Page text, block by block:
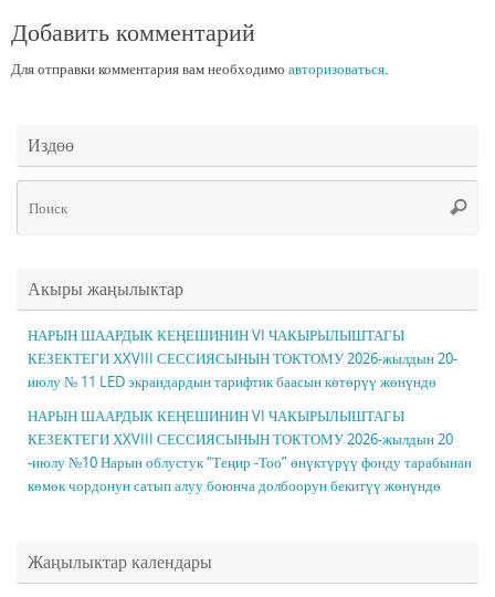
Добавить комментарий
Для отправки комментария вам необходимо авторизоваться.
Издөө
Поиск
Акыры жаңылыктар
НАРЫН ШААРДЫК КЕҢЕШИНИН VI ЧАКЫРЫЛЫШТАГЫ
КЕЗЕКТЕГИ ХXVIII СЕССИЯСЫНЫН ТОКТОМУ 2026-жылдын 20-
июлу № 11 LED экрандардын тарифтик баасын көтөрүү жөнүндө
НАРЫН ШААРДЫК КЕҢЕШИНИН VI ЧАКЫРЫЛЫШТАГЫ
КЕЗЕКТЕГИ ХXVIII СЕССИЯСЫНЫН ТОКТОМУ 2026-жылдын 20
-июлу №10 Нарын облустук “Теңир -Тоо” өнүктүрүү фонду тарабынан
көмөк чордонун сатып алуу боюнча долбоорун бекитүү жөнүндө
Жаңылыктар календары